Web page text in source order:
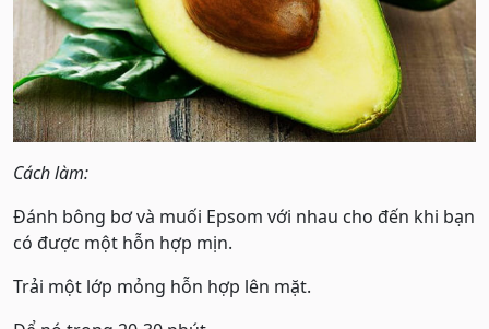
Cách làm:
Đánh bông bơ và muối Epsom với nhau cho đến khi bạn
có được một hỗn hợp mịn.
Trải một lớp mỏng hỗn hợp lên mặt.